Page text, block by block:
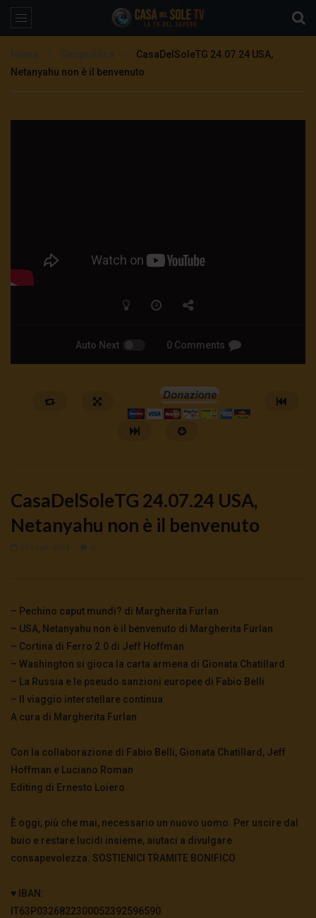
CasaDelSoleTG 24.07.24 USA,
Netanyahu non è il benvenuto
Auto Next 0 Comments
0
56 0 0
CasaDelSoleTG 24.07.24 USA,
Netanyahu non è il benvenuto
– Pechino caput mundi? di Margherita Furlan
– USA, Netanyahu non è il benvenuto di Margherita Furlan
– Cortina di Ferro 2.0 di Jeff Hoffman
– Washington si gioca la carta armena di Gionata Chatillard
– La Russia e le pseudo sanzioni europee di Fabio Belli
– Il viaggio interstellare continua
A cura di Margherita Furlan
Con la collaborazione di Fabio Belli, Gionata Chatillard, Jeff
Hoffman e Luciano Roman
Editing di Ernesto Loiero
È oggi, più che mai, necessario un nuovo uomo. Per uscire dal
buio e restare lucidi insieme, aiutaci a divulgare
consapevolezza. SOSTIENICI TRAMITE BONIFICO
♥️ IBAN:
IT63P0326822300052392596590